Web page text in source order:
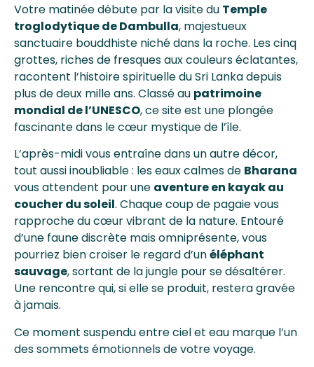
Votre matinée débute par la visite du Temple
troglodytique de Dambulla, majestueux
sanctuaire bouddhiste niché dans la roche. Les cinq
grottes, riches de fresques aux couleurs éclatantes,
racontent l’histoire spirituelle du Sri Lanka depuis
plus de deux mille ans. Classé au patrimoine
mondial de l’UNESCO, ce site est une plongée
fascinante dans le cœur mystique de l’île.
L’après-midi vous entraîne dans un autre décor,
tout aussi inoubliable : les eaux calmes de Bharana
vous attendent pour une aventure en kayak au
coucher du soleil. Chaque coup de pagaie vous
rapproche du cœur vibrant de la nature. Entouré
d’une faune discrète mais omniprésente, vous
pourriez bien croiser le regard d’unéléphant
sauvage, sortant de la jungle pour se désaltérer.
Une rencontre qui, si elle se produit, restera gravée
à jamais.
Ce moment suspendu entre ciel et eau marque l’un
des sommets émotionnels de votre voyage.